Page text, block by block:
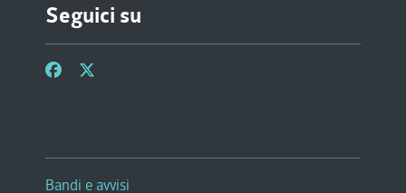
Seguici su
Bandi e avvisi